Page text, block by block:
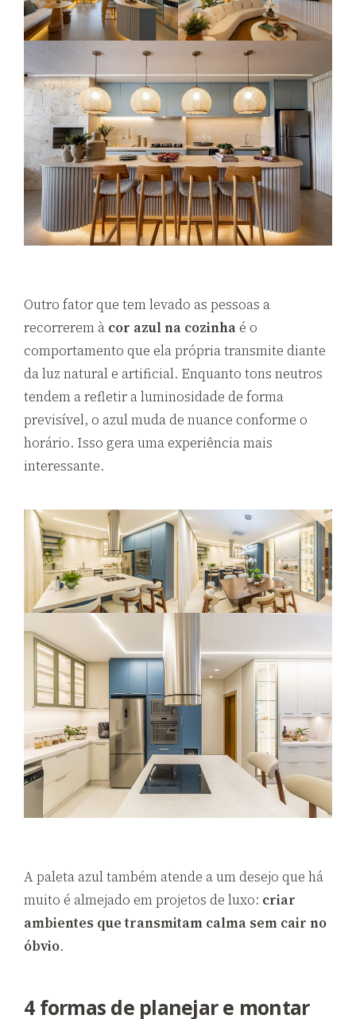
Outro fator que tem levado as pessoas a
recorrerem à cor azul na cozinhaé o
comportamento que ela própria transmite diante
da luz natural e artificial. Enquanto tons neutros
tendem a refletir a luminosidade de forma
previsível, o azul muda de nuance conforme o
horário. Isso gera uma experiência mais
interessante.
A paleta azul também atende a um desejo que há
muito é almejado em projetos de luxo: criar
ambientes que transmitam calma sem cair no
óbvio.
4 formas de planejar e montar